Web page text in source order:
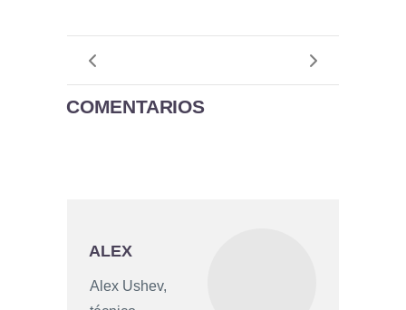
COMENTARIOS
ALEX
Alex Ushev,